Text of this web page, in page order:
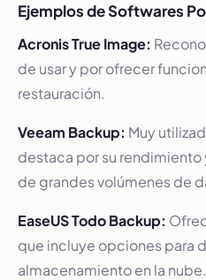
Ejemplos de Softwares
Acronis True Image:
de usar y por ofrecer
restauración.
Veeam Backup: Muy
destaca por su
de grandes volúmenes de
EaseUS Todo Backup:
que incluye opciones para
almacenamiento en la nube.